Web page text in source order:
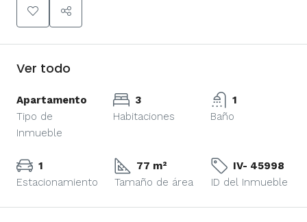
Ver todo
Apartamento
Tipo de
Inmueble
3
Habitaciones
1
Baño
1
Estacionamiento
77 m²
Tamaño de área
IV- 45998
ID del Inmueble